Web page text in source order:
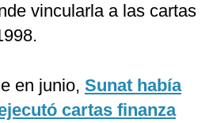
vincularla a las cartas
en junio, Sunat había
cartas finanza